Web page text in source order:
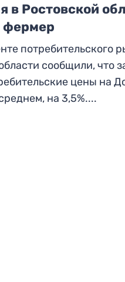
в Ростовской
фермер
потребительского
сообщили, что
цены на
на 3,5%....